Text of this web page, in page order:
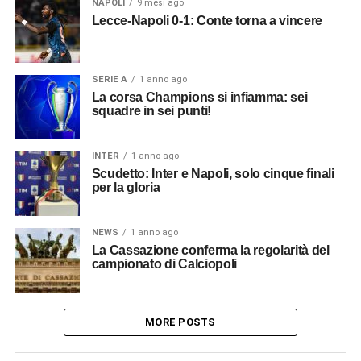
NAPOLI 9 mesi ago
Lecce-Napoli 0-1: Conte torna a vincere
SERIE A 1 anno ago
La corsa Champions si infiamma: sei
squadre in sei punti!
INTER 1 anno ago
Scudetto: Inter e Napoli, solo cinque finali
per la gloria
NEWS 1 anno ago
La Cassazione conferma la regolarità del
campionato di Calciopoli
MORE POSTS